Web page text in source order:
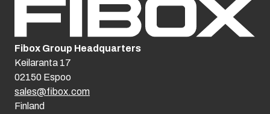
Fibox Group Headquarters
Keilaranta 17
02150 Espoo
sales@fibox.com
Finland